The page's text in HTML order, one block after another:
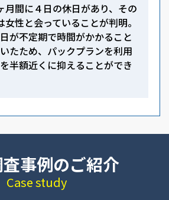
月間に４日の休日があり、その
性と会っていることが判明。
が不定期で時間がかかること
たため、パックプランを利用
半額近くに抑えることができ
事例のご紹介
Case study